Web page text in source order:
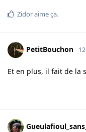
Zidoraime ça.
PetitBouchon
Et en plus, il fait de la